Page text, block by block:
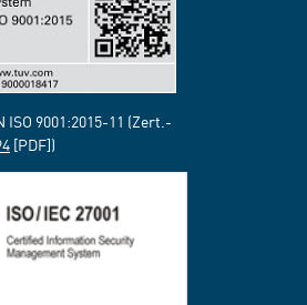
9001:2015-11 (Zert.-
[PDF])